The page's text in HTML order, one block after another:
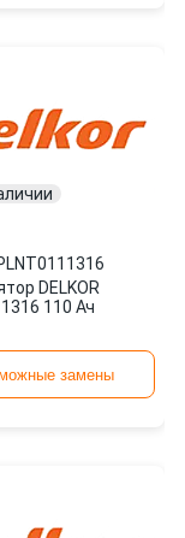
DELKOR
110 Ач
замены